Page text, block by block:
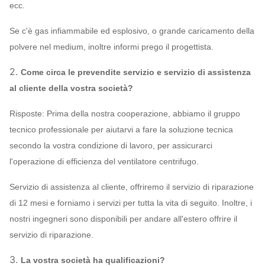
ecc.
Se c'è gas infiammabile ed esplosivo, o grande caricamento della
polvere nel medium, inoltre informi prego il progettista.
2. Come circa le prevendite servizio e servizio di assistenza
al cliente della vostra società?
Risposte: Prima della nostra cooperazione, abbiamo il gruppo
tecnico professionale per aiutarvi a fare la soluzione tecnica
secondo la vostra condizione di lavoro, per assicurarci
l'operazione di efficienza del ventilatore centrifugo.
Servizio di assistenza al cliente, offriremo il servizio di riparazione
di 12 mesi e forniamo i servizi per tutta la vita di seguito. Inoltre, i
nostri ingegneri sono disponibili per andare all'estero offrire il
servizio di riparazione.
3. La vostra società ha qualificazioni?